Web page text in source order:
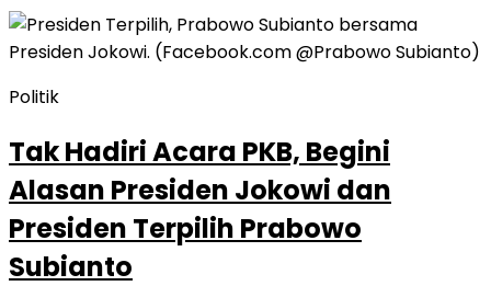
Politik
Tak Hadiri Acara PKB, Begini
Alasan Presiden Jokowi dan
Presiden Terpilih Prabowo
Subianto